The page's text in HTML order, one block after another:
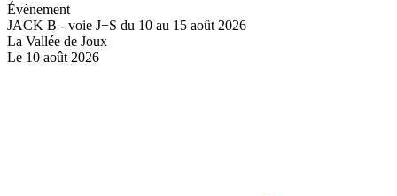
Évènement
JACK B - voie J+S du 10 au 15 août 2026
La Vallée de Joux
Le 10 août 2026